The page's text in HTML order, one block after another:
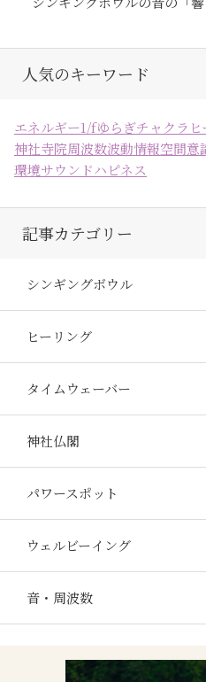
人気のキーワード
エネルギー1/fゆらぎチャクラ
神社寺院周波数波動情報空間意
環境サウンドハピネス
記事カテゴリー
シンギングボウル
ヒーリング
タイムウェーバー
神社仏閣
パワースポット
ウェルビーイング
音・周波数